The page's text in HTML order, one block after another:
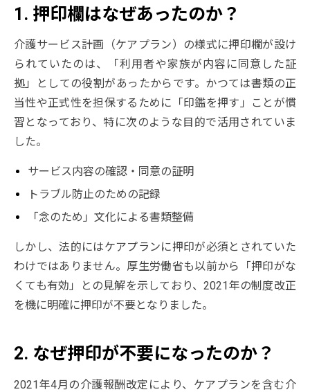
1. 押印欄はなぜあったのか？
介護サービス計画（ケアプラン）の様式に押印欄が設け
られていたのは、「利用者や家族が内容に同意した証
拠」としての役割があったからです。かつては書類の正
当性や正式性を担保するために「印鑑を押す」ことが慣
習となっており、特に次のような目的で活用されていま
した。
サービス内容の確認・同意の証明
トラブル防止のための記録
「念のため」文化による書類整備
しかし、法的にはケアプランに押印が必須とされていた
わけではありません。厚生労働省も以前から「押印がな
くても有効」との見解を示しており、2021年の制度改正
を機に明確に押印が不要となりました。
2. なぜ押印が不要になったのか？
2021年4月の介護報酬改定により、ケアプランを含む介